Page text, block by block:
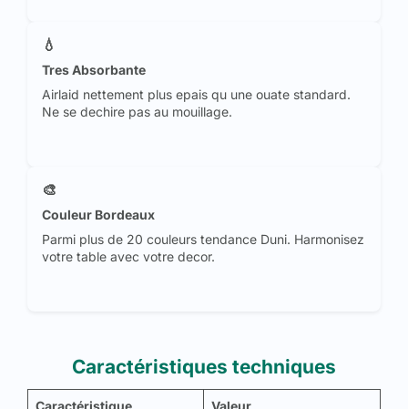
💧
Tres Absorbante
Airlaid nettement plus epais qu une ouate standard.
Ne se dechire pas au mouillage.
🎨
Couleur Bordeaux
Parmi plus de 20 couleurs tendance Duni. Harmonisez
votre table avec votre decor.
Caractéristiques techniques